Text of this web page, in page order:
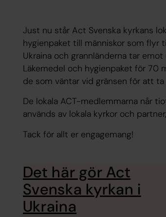
Just nu står Act Svenska kyrkans
hygienpaket till människor som flyr
Ukraina och grannländerna tar
Läkemedel och hygienpaket för 70
de som väntar vid gränsen för att
De lokala ACT-medlemmarna når
används av lokala kyrkor och
Tack för allt er engagemang!
Det här gör Act
Svenska kyrkan i
Ukraina